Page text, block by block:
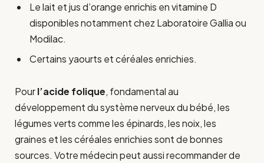
Le lait et jus d’orange enrichis en vitamine D
disponibles notamment chez Laboratoire Gallia ou
Modilac.
Certains yaourts et céréales enrichies.
Pourl’acide folique, fondamental au
développement du système nerveux du bébé, les
légumes verts comme les épinards, les noix, les
graines et les céréales enrichies sont de bonnes
sources. Votre médecin peut aussi recommander de